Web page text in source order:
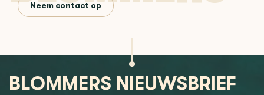
Neem contact op
BLOMMERS NIEUWSBRIEF